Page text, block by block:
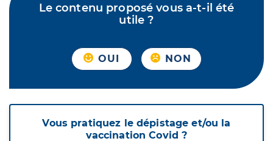
Le contenu proposé vous a-t-il été
utile ?
OUI NON
Vous pratiquez le dépistage et/ou la
vaccination Covid ?